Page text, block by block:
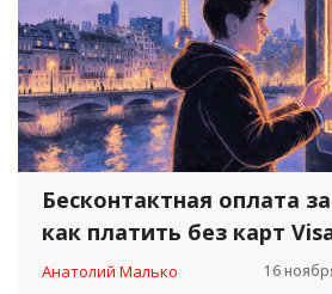
Бесконтактная оплата
как платить без карт
в 2025 году
Анатолий Малько 16